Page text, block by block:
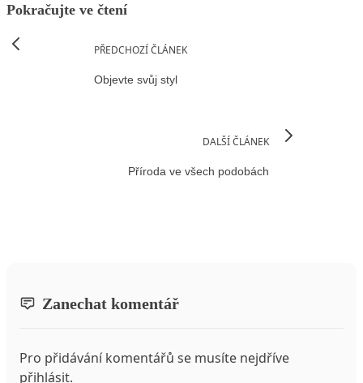
Pokračujte ve čtení
PŘEDCHOZÍ ČLÁNEK
Objevte svůj styl
DALŠÍ ČLÁNEK
Příroda ve všech podobách
Zanechat komentář
Pro přidávání komentářů se musíte nejdříve
přihlásit.